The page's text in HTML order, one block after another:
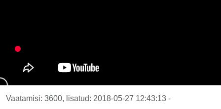
Vaatamisi: 3600, lisatud: 2018-05-27 12:43:13 -